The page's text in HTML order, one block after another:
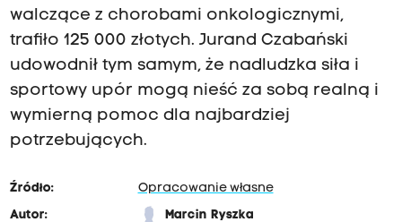
walczące z chorobami onkologicznymi,
trafiło 125 000 złotych. Jurand Czabański
udowodnił tym samym, że nadludzka siła i
sportowy upór mogą nieść za sobą realną i
wymierną pomoc dla najbardziej
potrzebujących.
Źródło:
Opracowanie własne
Autor:
Marcin Ryszka